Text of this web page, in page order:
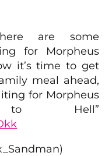
are some
for Morpheus
it’s time to get
meal ahead,
for Morpheus
Hell”